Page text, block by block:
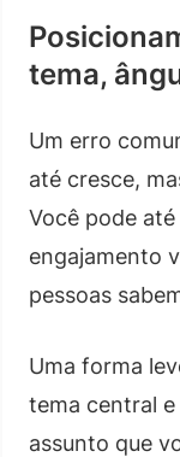
tema,
Um erro
até cresce,
Você pode
engajamento
pessoas
Uma forma
tema central
assunto que